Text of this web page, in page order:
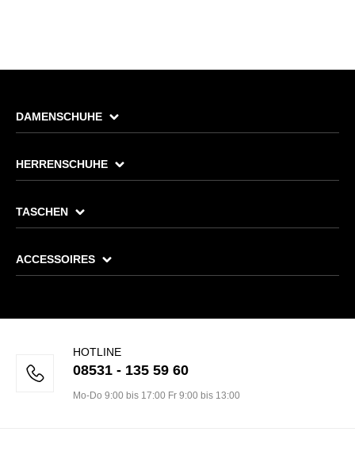
DAMENSCHUHE
HERRENSCHUHE
TASCHEN
ACCESSOIRES
HOTLINE
08531 - 135 59 60
Mo-Do 9:00 bis 17:00 Fr 9:00 bis 13:00